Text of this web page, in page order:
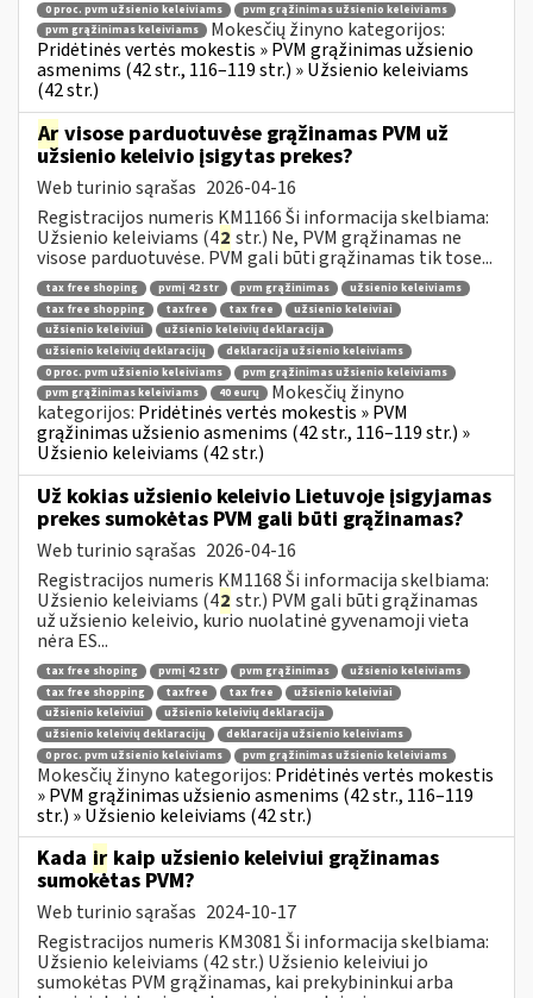
0 proc. pvm užsienio keleiviams
pvm grąžinimas užsienio keleiviams
pvm grąžinimas keleiviams
Mokesčių žinyno kategorijos:
Pridėtinės vertės mokestis » PVM grąžinimas užsienio
asmenims (42 str., 116–119 str.) » Užsienio keleiviams
(42 str.)
Ar visose parduotuvėse grąžinamas PVM už
užsienio keleivio įsigytas prekes?
Web turinio sąrašas 2026-04-16
Registracijos numeris KM1166 Ši informacija skelbiama:
Užsienio keleiviams (42 str.) Ne, PVM grąžinamas ne
visose parduotuvėse. PVM gali būti grąžinamas tik tose...
tax free shoping pvmį 42 str pvm grąžinimas
užsienio keleiviams
tax free shopping
taxfree tax free
užsienio keleiviai
užsienio keleiviui
užsienio keleivių deklaracija
užsienio keleivių deklaracijų
deklaracija užsienio keleiviams
0 proc. pvm užsienio keleiviams
pvm grąžinimas užsienio keleiviams
pvm grąžinimas keleiviams
40 eurų
Mokesčių žinyno
kategorijos: Pridėtinės vertės mokestis » PVM
grąžinimas užsienio asmenims (42 str., 116–119 str.) »
Užsienio keleiviams (42 str.)
Už kokias užsienio keleivio Lietuvoje įsigyjamas
prekes sumokėtas PVM gali būti grąžinamas?
Web turinio sąrašas 2026-04-16
Registracijos numeris KM1168 Ši informacija skelbiama:
Užsienio keleiviams (42 str.) PVM gali būti grąžinamas
už užsienio keleivio, kurio nuolatinė gyvenamoji vieta
nėra ES...
tax free shoping pvmį 42 str pvm grąžinimas
užsienio keleiviams
tax free shopping
taxfree tax free
užsienio keleiviai
užsienio keleiviui
užsienio keleivių deklaracija
užsienio keleivių deklaracijų
deklaracija užsienio keleiviams
0 proc. pvm užsienio keleiviams
pvm grąžinimas užsienio keleiviams
Mokesčių žinyno kategorijos: Pridėtinės vertės mokestis
» PVM grąžinimas užsienio asmenims (42 str., 116–119
str.) » Užsienio keleiviams (42 str.)
Kada ir kaip užsienio keleiviui grąžinamas
sumokėtas PVM?
Web turinio sąrašas 2024-10-17
Registracijos numeris KM3081 Ši informacija skelbiama:
Užsienio keleiviams (42 str.) Užsienio keleiviui jo
sumokėtas PVM grąžinamas, kai prekybininkui arba